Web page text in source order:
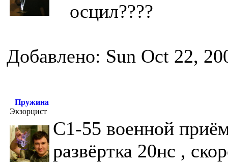
осцил????
Добавлено: Sun Oct 22,
Пружина
Экзорцист
С1-55 военной
развёртка 20нс ,